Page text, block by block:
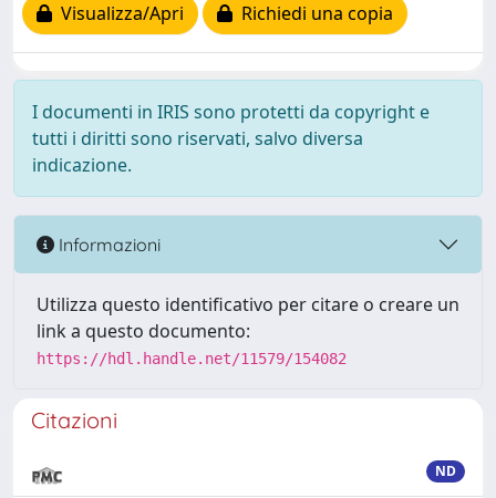
Visualizza/Apri
Richiedi una copia
I documenti in IRIS sono protetti da copyright e
tutti i diritti sono riservati, salvo diversa
indicazione.
Informazioni
Utilizza questo identificativo per citare o creare un
link a questo documento:
https://hdl.handle.net/11579/154082
Citazioni
ND